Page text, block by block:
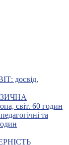
досвід,
світ. 60 годин
та